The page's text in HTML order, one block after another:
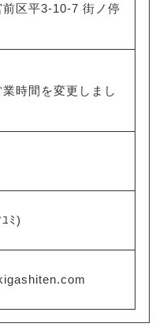
区平3-10-7 街ノ停
時間を変更しまし
ﾐ)